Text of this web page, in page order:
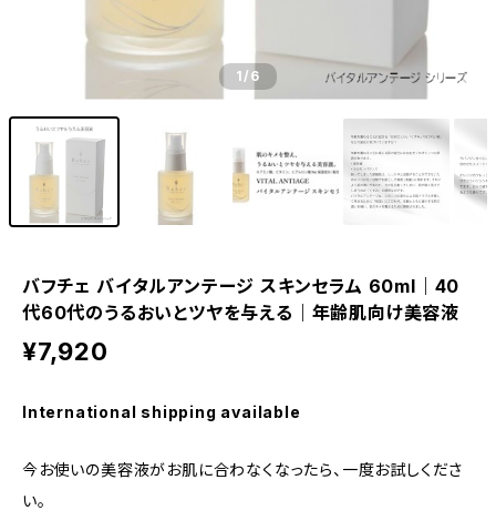
1 /6
バフチェ バイタルアンテージ スキンセラム 60ml｜40
代60代のうるおいとツヤを与える｜年齢肌向け美容液
¥7,920
International shipping available
今お使いの美容液がお肌に合わなくなったら、一度お試しくださ
い。